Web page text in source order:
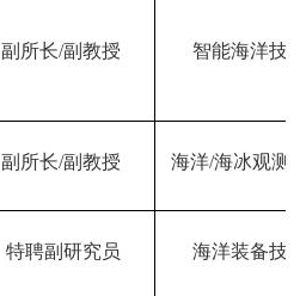
副所长/副教授 智能海洋技
副所长/副教授 海洋/海冰观测
特聘副研究员 海洋装备技